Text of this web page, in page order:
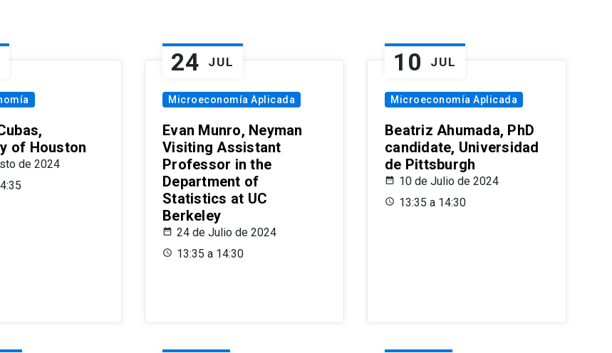
of Houston
de 2024
24 JUL
Microeconomía Aplicada
Evan Munro, Neyman
Visiting Assistant
Professor in the
Department of
Statistics at UC
Berkeley
24 de Julio de 2024
13:35 a 14:30
10 JUL
Microeconomía Aplicada
Beatriz Ahumada, PhD
candidate, Universidad
de Pittsburgh
10 de Julio de 2024
13:35 a 14:30